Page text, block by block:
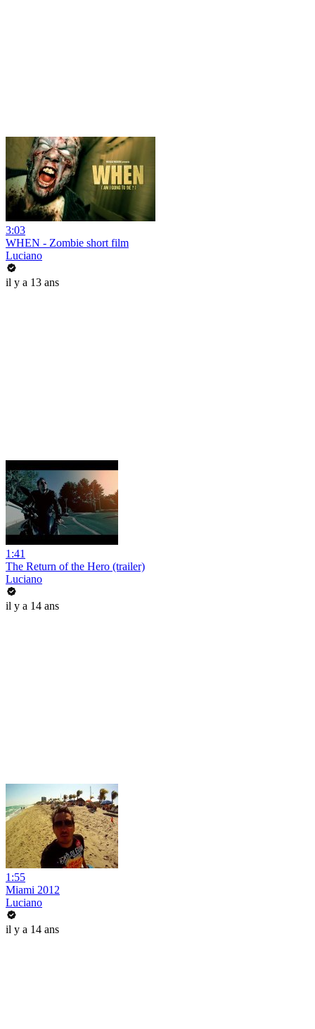
3:03
WHEN - Zombie short film
Luciano
il y a 13 ans
1:41
The Return of the Hero (trailer)
Luciano
il y a 14 ans
1:55
Miami 2012
Luciano
il y a 14 ans